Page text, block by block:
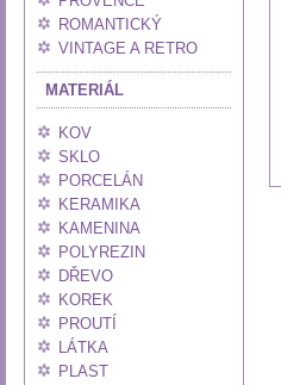
ROMANTICKÝ
VINTAGE A RETRO
MATERIÁL
KOV
SKLO
PORCELÁN
KERAMIKA
KAMENINA
POLYREZIN
DŘEVO
KOREK
PROUTÍ
LÁTKA
PLAST